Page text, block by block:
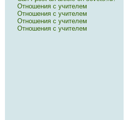
Отношения с учителем
Отношения с учителем
Отношения с учителем
Отношения с учителем